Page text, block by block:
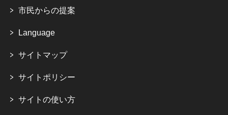
市民からの提案
Language
サイトマップ
サイトポリシー
サイトの使い方